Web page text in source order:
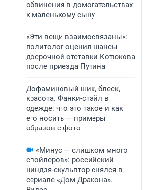
обвинения в домогательствах
к маленькому сыну
«Эти вещи взаимосвязаны»:
политолог оценил шансы
досрочной отставки Котюкова
после приезда Путина
Дофаминовый шик, блеск,
красота. Фанки-стайл в
одежде: что это такое и как
его носить — примеры
образов с фото
«Минус — слишком много
спойлеров»: российский
ниндзя-скульптор снялся в
сериале «Дом Дракона».